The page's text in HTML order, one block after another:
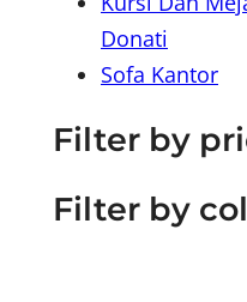
Donati
Sofa Kantor
Filter by
Filter by